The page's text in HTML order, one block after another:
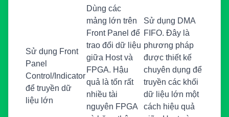
Sử dụng Front
Panel
Control/Indicator
để truyền dữ
liệu lớn
Dùng các
mảng lớn trên
Front Panel để
trao đổi dữ liệu
giữa Host và
FPGA. Hậu
quả là tốn rất
nhiều tài
nguyên FPGA
Sử dụng DMA
FIFO. Đây là
phương pháp
được thiết kế
chuyên dụng để
truyền các khối
dữ liệu lớn một
cách hiệu quả